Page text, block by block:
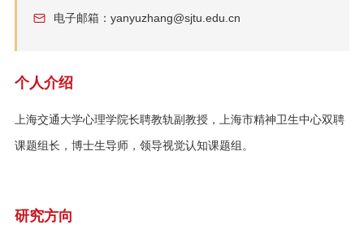
电子邮箱：yanyuzhang@sjtu.edu.cn
个人介绍
上海交通大学心理学院长聘教轨副教授，上海市精神卫生中心双聘
课题组长，博士生导师，领导视觉认知课题组。
研究方向